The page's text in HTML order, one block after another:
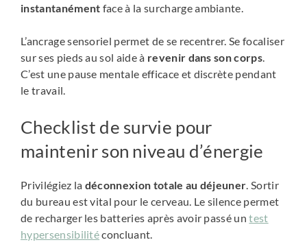
instantanément face à la surcharge ambiante.
L’ancrage sensoriel permet de se recentrer. Se focaliser
sur ses pieds au sol aide à revenir dans son corps.
C’est une pause mentale efficace et discrète pendant
le travail.
Checklist de survie pour
maintenir son niveau d’énergie
Privilégiez la déconnexion totale au déjeuner. Sortir
du bureau est vital pour le cerveau. Le silence permet
de recharger les batteries après avoir passé untest
hypersensibilitéconcluant.